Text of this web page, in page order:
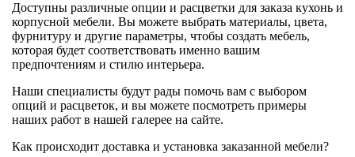
Доступны различные опции и расцветки для заказа кухонь и
корпусной мебели. Вы можете выбрать материалы, цвета,
фурнитуру и другие параметры, чтобы создать мебель,
которая будет соответствовать именно вашим
предпочтениям и стилю интерьера.
Наши специалисты будут рады помочь вам с выбором
опций и расцветок, и вы можете посмотреть примеры
наших работ в нашей галерее на сайте.
Как происходит доставка и установка заказанной мебели?